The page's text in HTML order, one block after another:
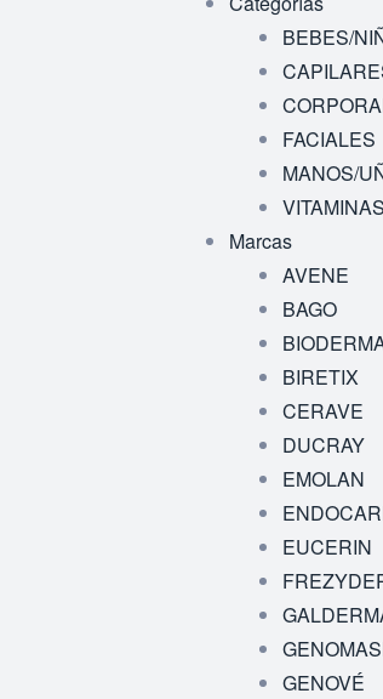
BEBES/
FACIALES
MANOS/
VITAMINAS
Marcas
AVENE
BAGO
BIRETIX
CERAVE
DUCRAY
EMOLAN
EUCERIN
GENOVÉ